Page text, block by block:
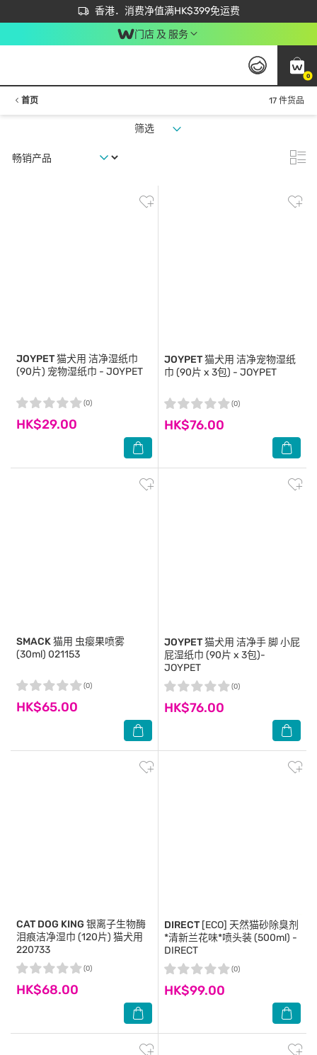
香港．消费净值满HK$399免运费
立即成为易赏钱会员尽享独家优惠
首次APP下单买满$450 输入 NEWAPP 即减$50
门店 及 服务
0
首页 17 件货品
筛选
JOYPET猫犬用 洁净湿纸巾
(90片) 宠物湿纸巾 - JOYPET
HK$29.00
(0)
JOYPET猫犬用 洁净宠物湿纸
巾 (90片 x 3包) - JOYPET
HK$76.00
(0)
SMACK猫用 虫瘿果喷雾
(30ml) 021153
HK$65.00
(0)
JOYPET猫犬用 洁净手 脚 小屁
屁湿纸巾 (90片 x 3包)-
JOYPET
HK$76.00
(0)
CAT DOG KING 银离子生物酶
泪痕洁净湿巾 (120片) 猫犬用
220733
HK$68.00
(0)
DIRECT [ECO] 天然猫砂除臭剂
*清新兰花味*喷头装 (500ml) -
DIRECT
HK$99.00
(0)